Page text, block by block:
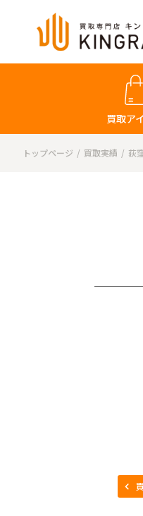
買取ア
トップページ 買取実績 荻